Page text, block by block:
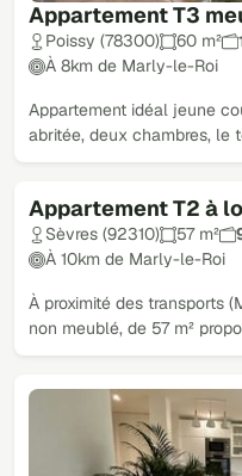
Appartement T3
Poissy (78300) 60 m²
À 8km de Marly-le-Roi
Appartement idéal jeune
abritée, deux chambres, le
Appartement T2 à
Sèvres (92310) 57 m²
À 10km de Marly-le-Roi
À proximité des transports
non meublé, de 57 m²